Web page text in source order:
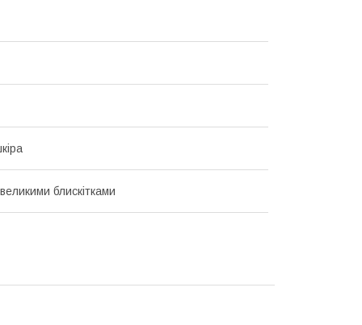
блискітками